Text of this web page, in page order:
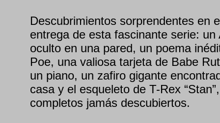
Descubrimientos sorprendentes en
entrega de esta fascinante serie:
oculto en una pared, un poema
Poe, una valiosa tarjeta de Babe
un piano, un zafiro gigante
casa y el esqueleto de T-Rex
completos jamás descubiertos.